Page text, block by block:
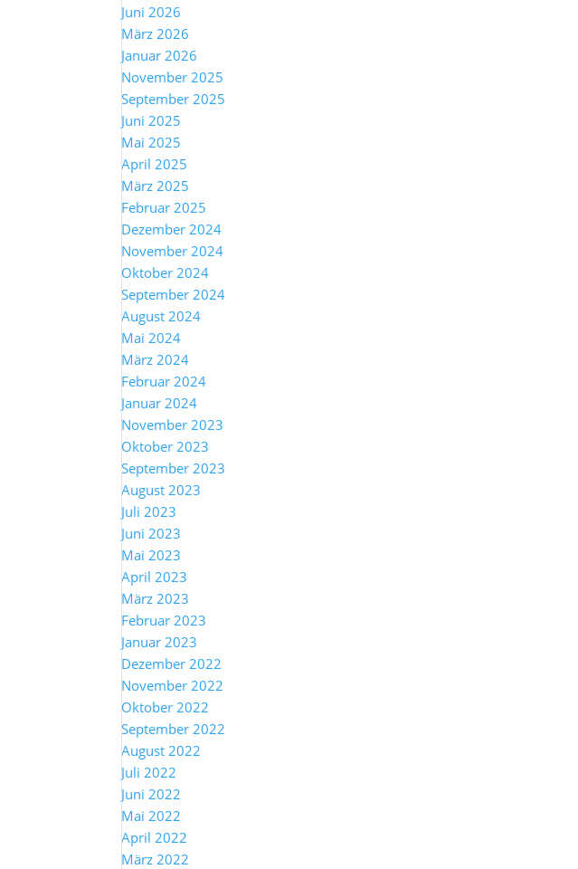
Juni 2026
März 2026
Januar 2026
November 2025
September 2025
Juni 2025
Mai 2025
April 2025
März 2025
Februar 2025
Dezember 2024
November 2024
Oktober 2024
September 2024
August 2024
Mai 2024
März 2024
Februar 2024
Januar 2024
November 2023
Oktober 2023
September 2023
August 2023
Juli 2023
Juni 2023
Mai 2023
April 2023
März 2023
Februar 2023
Januar 2023
Dezember 2022
November 2022
Oktober 2022
September 2022
August 2022
Juli 2022
Juni 2022
Mai 2022
April 2022
März 2022